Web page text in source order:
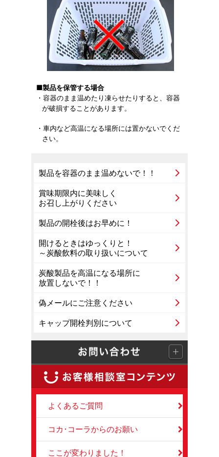
■製品を保管する場合
・容器のまま温めたり凍らせたりすると、容器
が破損することがあります。
・車内など高温になる場所には置かないでくだ
さい。
製品を容器のまま温めないで！！
賞味期限内に美味しく
お召し上がりください
製品の開栓後はお早めに！
開けるときはゆっくりと！
～炭酸飲料の取り扱いについて
炭酸製品を高温になる場所に
放置しないで！！
偽メールにご注意ください
キャップ開栓判別について
よくあるご質問
コカ･コーラからのお願い
ここが変わりました！